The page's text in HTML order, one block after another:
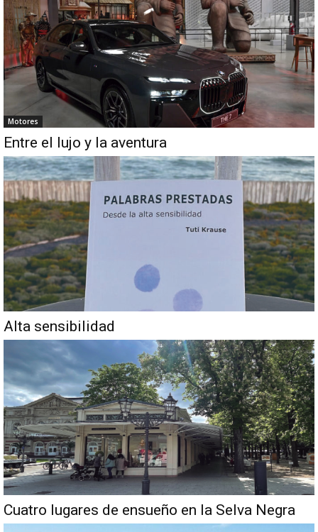
Motores
Entre el lujo y la aventura
Alta sensibilidad
Cuatro lugares de ensueño en la Selva Negra